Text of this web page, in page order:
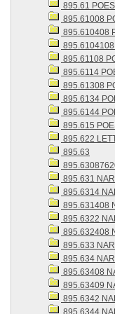
895.61
895.61008
895.610408
895.6104108
895.61108
895.6114
895.61308
895.6134
895.6144
895.615
895.622
895.63
895.631
895.6314
895.631408
895.6322
895.632408
895.633
895.634
895.63408
895.63409
895.6342
895.6344